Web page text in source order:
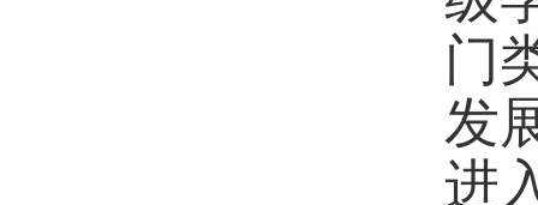
门
发
进